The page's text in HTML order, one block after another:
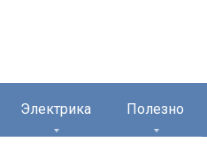
Электрика Полезно